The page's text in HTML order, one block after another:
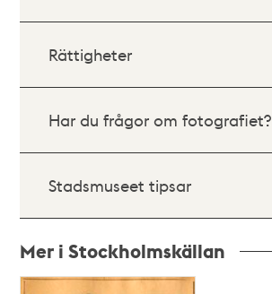
Rättigheter
Har du frågor om fotografiet?
Stadsmuseet tipsar
Mer i Stockholmskällan
Relaterade